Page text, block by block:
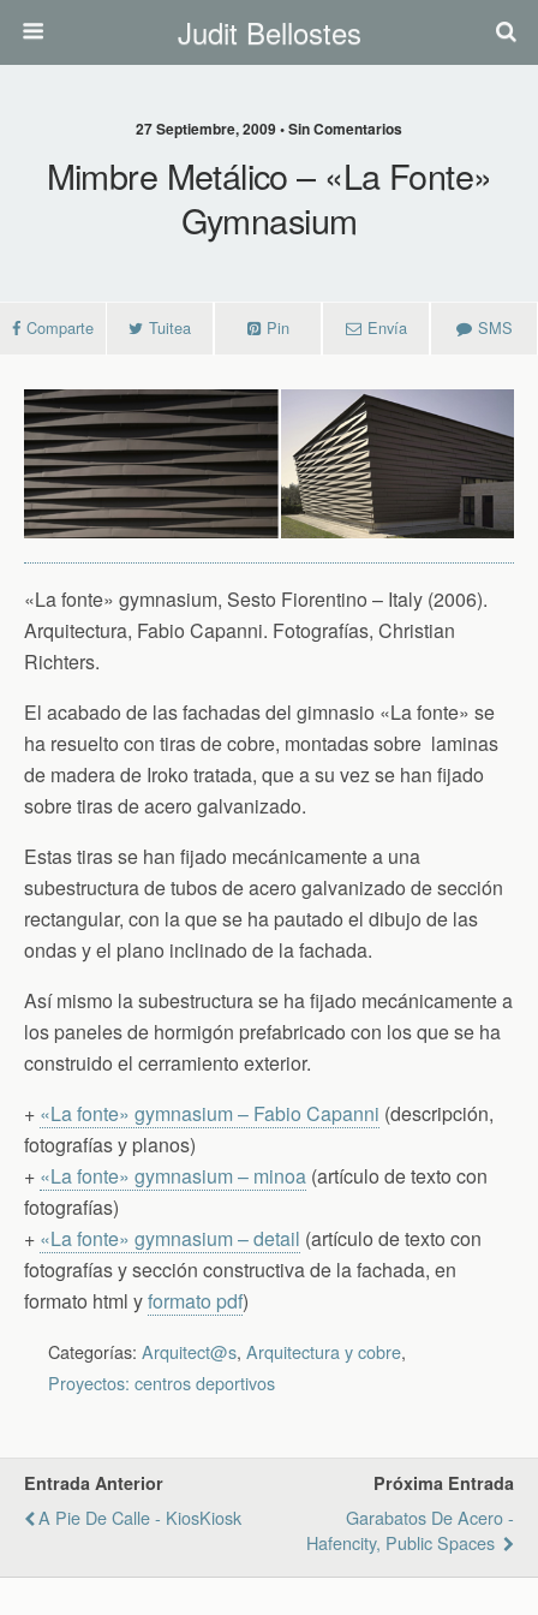
Judit Bellostes
27 Septiembre, 2009 • Sin Comentarios
Mimbre Metálico – «la Fonte»
Gymnasium
Comparte Tuitea Pin Envía SMS
«La fonte» gymnasium, Sesto Fiorentino – Italy (2006).
Arquitectura, Fabio Capanni. Fotografías, Christian
Richters.
El acabado de las fachadas del gimnasio «La fonte» se
ha resuelto con tiras de cobre, montadas sobre laminas
de madera de Iroko tratada, que a su vez se han fijado
sobre tiras de acero galvanizado.
Estas tiras se han fijado mecánicamente a una
subestructura de tubos de acero galvanizado de sección
rectangular, con la que se ha pautado el dibujo de las
ondas y el plano inclinado de la fachada.
Así mismo la subestructura se ha fijado mecánicamente a
los paneles de hormigón prefabricado con los que se ha
construido el cerramiento exterior.
+ «La fonte» gymnasium – Fabio Capanni (descripción,
fotografías y planos)
+ «La fonte» gymnasium – minoa (artículo de texto con
fotografías)
+ «La fonte» gymnasium – detail (artículo de texto con
fotografías y sección constructiva de la fachada, en
formato html yformato pdf)
Categorías: Arquitect@s, Arquitectura y cobre,
Proyectos: centros deportivos
Entrada Anterior
A Pie De Calle - KiosKiosk
Próxima Entrada
Garabatos De Acero -
Hafencity, Public Spaces